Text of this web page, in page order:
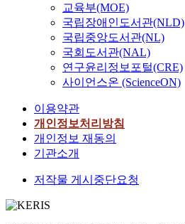
교육부(MOE)
국립장애인도서관(NLD)
국립중앙도서관(NL)
국회도서관(NAL)
연구윤리정보포털(CRE)
사이언스온 (ScienceON)
이용약관
개인정보처리방침
개인정보 재동의
기관소개
저작물 게시중단요청